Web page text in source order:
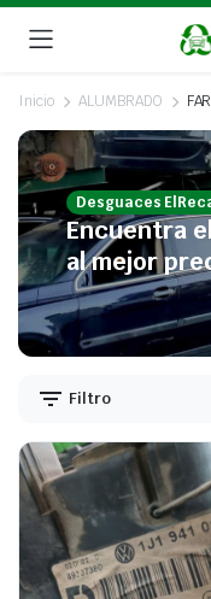
Inicio ALUMBRADO
Desguaces
Encuentra
al mejor
Filtro